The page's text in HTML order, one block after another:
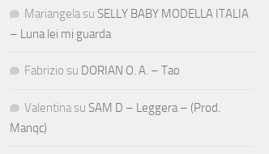
Mariangela su SELLY BABY MODELLA ITALIA
– Luna lei mi guarda
Fabrizio su DORIAN O. A. – Tao
Valentina su SAM D – Leggera – (Prod.
Manqc)